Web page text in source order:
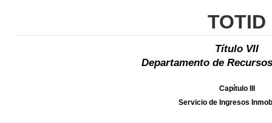
TOTID
Título VII
Departamento de
Capítulo III
Servicio de Ingresos